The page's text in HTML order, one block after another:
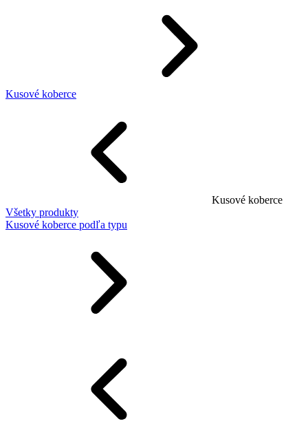
Kusové koberce
Kusové koberce
Všetky produkty
Kusové koberce podľa typu